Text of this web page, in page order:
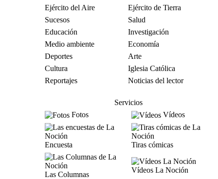
Ejército del Aire
Ejército de Tierra
Sucesos
Salud
Educación
Investigación
Medio ambiente
Economía
Deportes
Arte
Cultura
Iglesia Católica
Reportajes
Noticias del lector
Servicios
Fotos
Vídeos
Encuesta Tiras cómicas
Las Columnas
Vídeos La Noción